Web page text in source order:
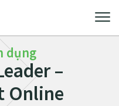
dụng
–
Online